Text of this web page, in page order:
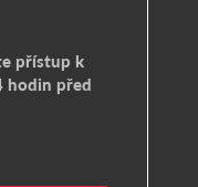
přístup k
hodin před